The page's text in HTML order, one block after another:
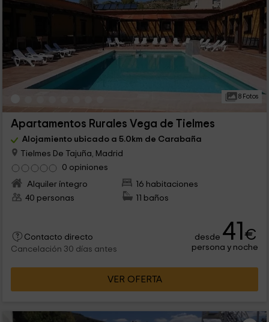
8 Fotos
Apartamentos Rurales Vega de Tielmes
Alojamiento ubicado a 5.0km de Carabaña
Tielmes De Tajuña, Madrid
0 opiniones
Alquiler íntegro
16 habitaciones
40 personas
11 baños
Contacto directo
Cancelación 30 días antes
desde 41€
persona y noche
VER OFERTA